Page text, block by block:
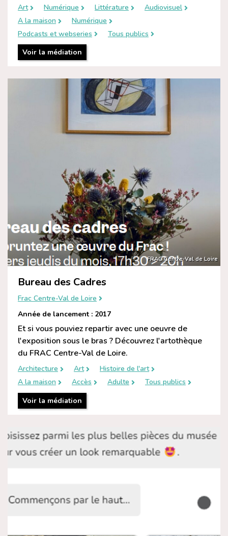
Art Numérique Littérature
Audiovisuel
A la maison
Numérique
Podcasts et webseries
Tous publics
Voir la médiation
FRAC Centre-Val de Loire
Bureau des Cadres
Frac Centre-Val de Loire
Année de lancement : 2017
Et si vous pouviez repartir avec une oeuvre de
l'exposition sous le bras ? Découvrez l'artothèque
du FRAC Centre-Val de Loire.
Architecture Art
Histoire de l'art
A la maison
Accès Adulte
Tous publics
Voir la médiation